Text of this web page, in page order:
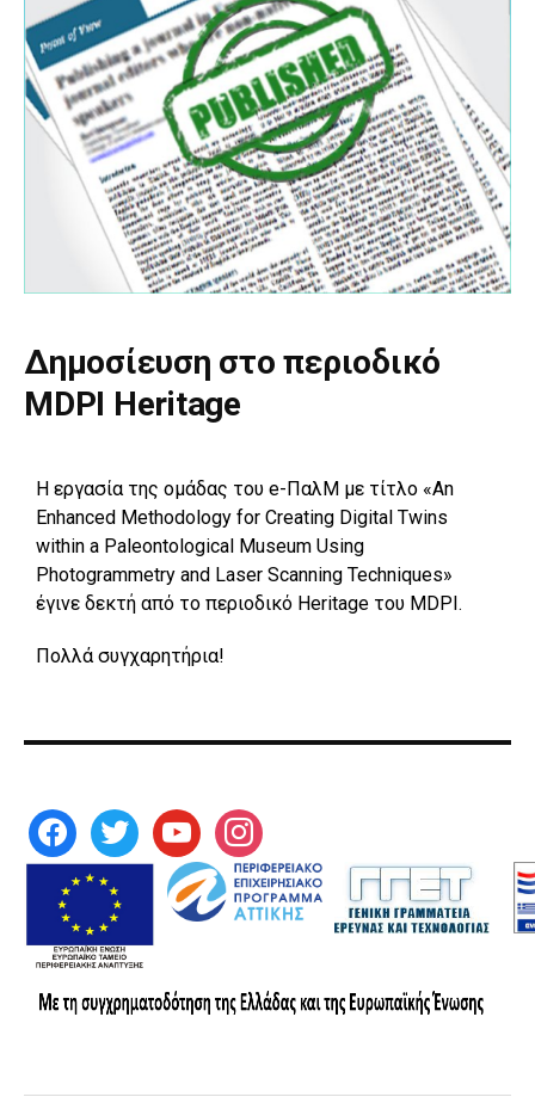
Δημοσίευση στο περιοδικό
MDPI Heritage
H εργασία της ομάδας του e-ΠαλΜ με τίτλο «An
Enhanced Methodology for Creating Digital Twins
within a Paleontological Museum Using
Photogrammetry and Laser Scanning Techniques»
έγινε δεκτή από το περιοδικό Heritage του MDPI.
Πολλά συγχαρητήρια!